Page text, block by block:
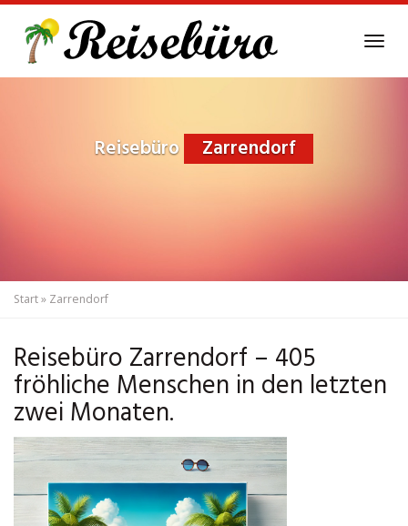
main
Reisebüro Zarrendorf
Start» Zarrendorf
Reisebüro Zarrendorf – 405
fröhliche Menschen in den letzten
zwei Monaten.